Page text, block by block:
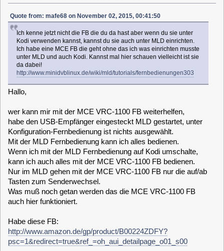
MLD, Sat-IP und OctopusNet Installation/Konfiguration
«Reply #7 on:November 04, 2015, 20:29:42 »
Hallo!
Ich schaue mir die FB in den nächsten tagen an was alles
geht da ich die selbe hier liegen habe.
1bobb Posts: 14
MLD, Sat-IP und OctopusNet Installation/Konfiguration
« Reply #8 on:
Quote from: mafe68 on November 04, 2015, 20:29:42
Hallo!
Ich schaue mir die FB in den nächsten tagen an was alles geht da
ich die selbe hier liegen habe.
Hi Mario,
Danke erstmal, dann warte ich mal bevor ich die FB wieder
zurückschicke.
Das MLD gefällt mir ganz gut, eine FB ist meiner Meinung
nach ein wichtiger Bestandteil von einem MediaCenter,
Auswahl stehen würden.
Gruß bobb